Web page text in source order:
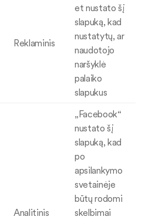
Reklaminis
et nustato šį
slapuką, kad
nustatytų, ar
naudotojo
naršyklė
palaiko
slapukus
Analitinis
„Facebook“
nustato šį
slapuką, kad
po
apsilankymo
svetainėje
būtų rodomi
skelbimai